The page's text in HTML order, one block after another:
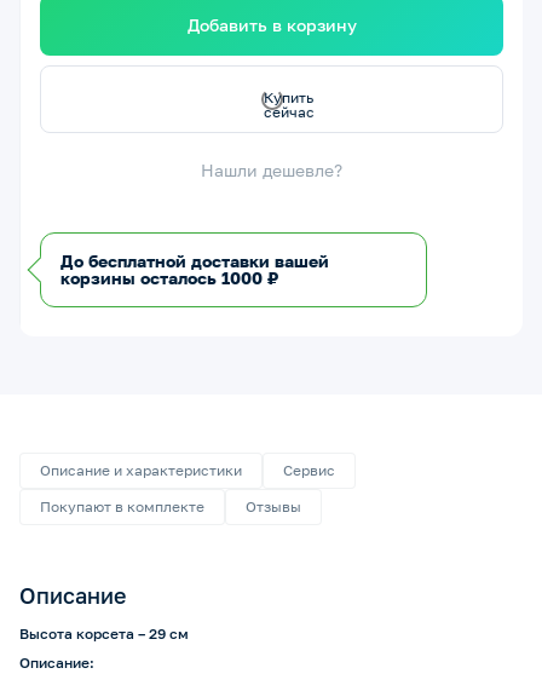
Добавить в корзину
К
у
п
и
т
ь
с
е
й
ч
а
с
Нашли дешевле?
До бесплатной доставки вашей
корзины осталось 1000 ₽
Описание и характеристики
Сервис
Покупают в комплекте
Отзывы
Описание
Высота корсета – 29 см
Описание: